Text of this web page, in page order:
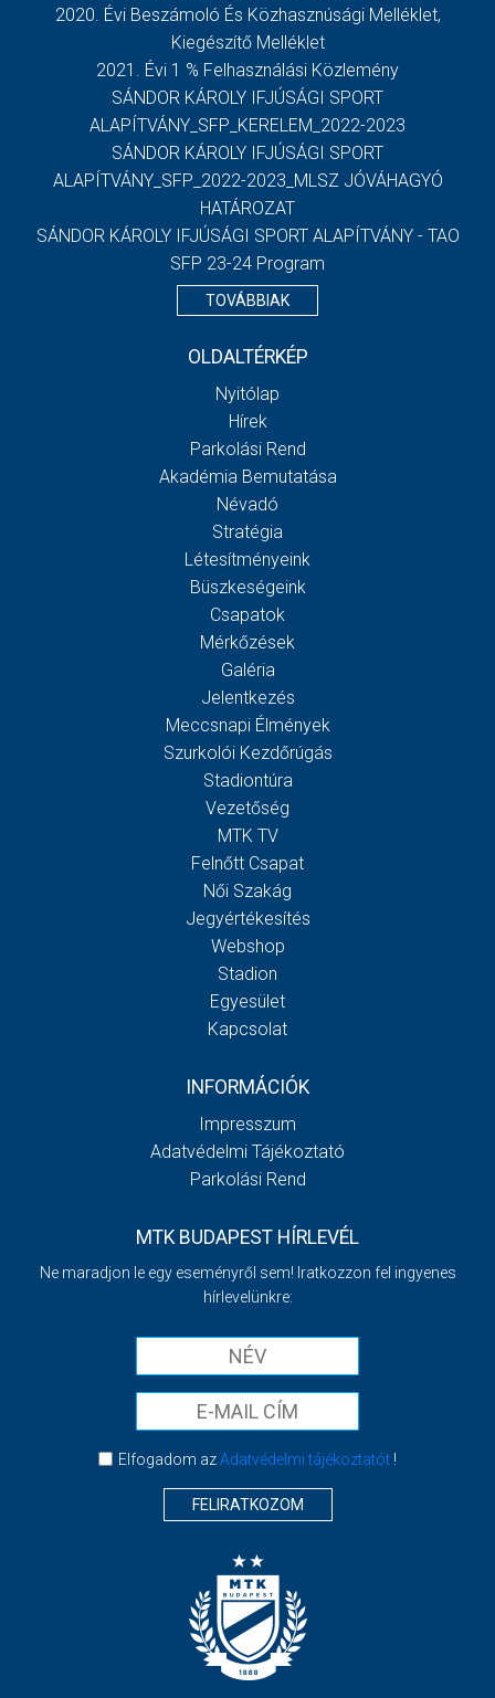
2020. Évi Beszámoló És Közhasznúsági Melléklet,
Kiegészítő Melléklet
2021. Évi 1 % Felhasználási Közlemény
SÁNDOR KÁROLY IFJÚSÁGI SPORT
ALAPÍTVÁNY_SFP_KERELEM_2022-2023
SÁNDOR KÁROLY IFJÚSÁGI SPORT
ALAPÍTVÁNY_SFP_2022-2023_MLSZ JÓVÁHAGYÓ
HATÁROZAT
SÁNDOR KÁROLY IFJÚSÁGI SPORT ALAPÍTVÁNY - TAO
SFP 23-24 Program
TOVÁBBIAK
OLDALTÉRKÉP
Nyitólap
Hírek
Parkolási Rend
Akadémia Bemutatása
Névadó
Stratégia
Létesítményeink
Büszkeségeink
Csapatok
Mérkőzések
Galéria
Jelentkezés
Meccsnapi Élmények
Szurkolói Kezdőrúgás
Stadiontúra
Vezetőség
MTK TV
Felnőtt Csapat
Női Szakág
Jegyértékesítés
Webshop
Stadion
Egyesület
Kapcsolat
INFORMÁCIÓK
Impresszum
Adatvédelmi Tájékoztató
Parkolási Rend
MTK BUDAPEST HÍRLEVÉL
Ne maradjon le egy eseményről sem! Iratkozzon fel ingyenes
hírlevelünkre:
Elfogadom azAdatvédelmi tájékoztatót!
FELIRATKOZOM